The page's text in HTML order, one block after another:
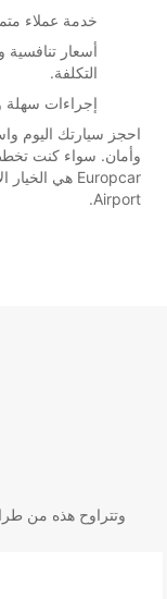
خدمة عملاء
أسعار
التكلفة.
إجراءات سهلة
احجز سيارتك اليوم
وأمان. سواء كنت
Airport.
وتتراوح هذه من